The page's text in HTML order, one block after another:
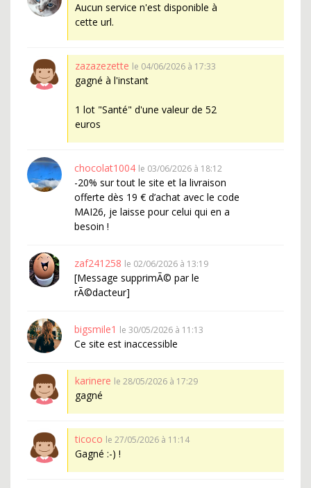
Aucun service n'est disponible à
cette url.
zazazezette le 04/06/2026 à 17:33
gagné à l'instant
1 lot "Santé" d'une valeur de 52
euros
chocolat1004 le 03/06/2026 à 18:12
-20% sur tout le site et la livraison
offerte dès 19 € d’achat avec le code
MAI26, je laisse pour celui qui en a
besoin !
zaf241258 le 02/06/2026 à 13:19
[Message supprimÃ© par le
rÃ©dacteur]
bigsmile1 le 30/05/2026 à 11:13
Ce site est inaccessible
karinere le 28/05/2026 à 17:29
gagné
ticoco le 27/05/2026 à 11:14
Gagné :-) !